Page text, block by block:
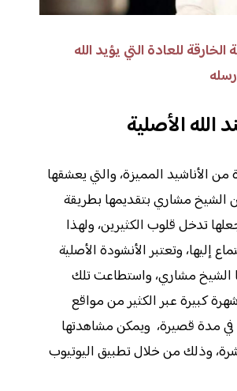
الخارقة للعادة التي يؤيد الله
الأصلية
من الأناشيد المميزة، والتي يعشقها
الشيخ مشاري بتقديمها بطريقة
تدخل قلوب الكثيرين، ولهذا
إليها، وتعتبر الأنشودة الأصلية
الشيخ مشاري، واستطاعت تلك
كبيرة عبر الكثير من مواقع
في مدة قصيرة، ويمكن مشاهدتها
وذلك من خلال تطبيق اليوتيوب